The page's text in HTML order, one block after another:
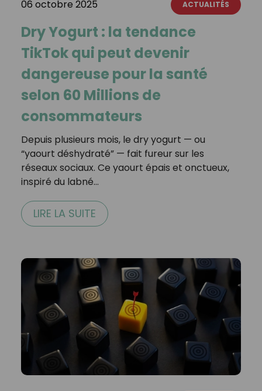
06 octobre 2025 ACTUALITÉS
Dry Yogurt : la tendance
TikTok qui peut devenir
dangereuse pour la santé
selon 60 Millions de
consommateurs
Depuis plusieurs mois, le dry yogurt — ou
“yaourt déshydraté” — fait fureur sur les
réseaux sociaux. Ce yaourt épais et onctueux,
inspiré du labné…
LIRE LA SUITE